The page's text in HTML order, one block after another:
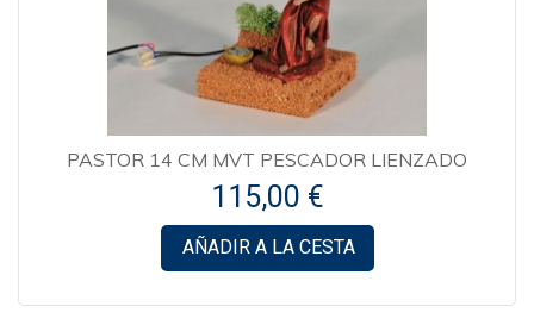
PASTOR 14 CM MVT PESCADOR LIENZADO
115,00 €
AÑADIR A LA CESTA